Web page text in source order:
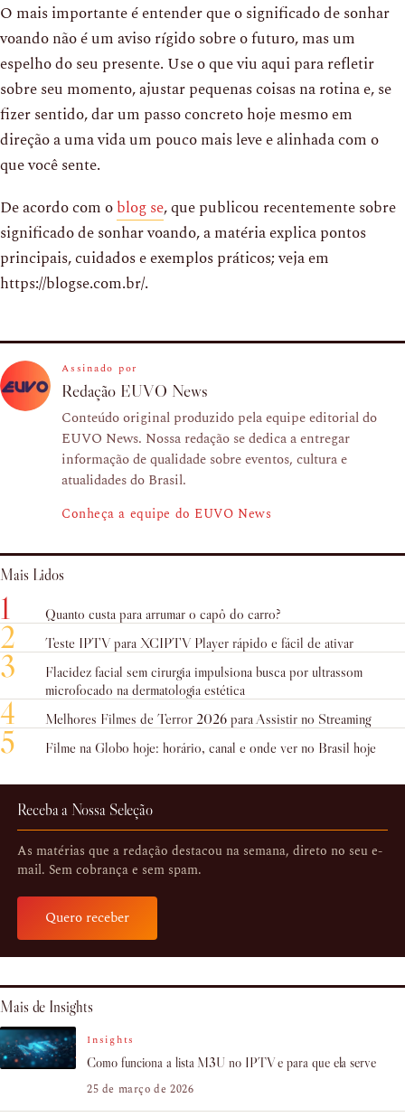
O mais importante é entender que o significado de sonhar
voando não é um aviso rígido sobre o futuro, mas um
espelho do seu presente. Use o que viu aqui para refletir
sobre seu momento, ajustar pequenas coisas na rotina e, se
fizer sentido, dar um passo concreto hoje mesmo em
direção a uma vida um pouco mais leve e alinhada com o
que você sente.
De acordo com oblog se, que publicou recentemente sobre
significado de sonhar voando, a matéria explica pontos
principais, cuidados e exemplos práticos; veja em
https://blogse.com.br/.
Assinado por
Redação EUVO News
Conteúdo original produzido pela equipe editorial do
EUVO News. Nossa redação se dedica a entregar
informação de qualidade sobre eventos, cultura e
atualidades do Brasil.
Conheça a equipe do EUVO News
Mais Lidos
1 Quanto custa para arrumar o capô do carro?
2 Teste IPTV para XCIPTV Player rápido e fácil de ativar
3
Flacidez facial sem cirurgia impulsiona busca por ultrassom
microfocado na dermatologia estética
4 Melhores Filmes de Terror 2026 para Assistir no Streaming
5 Filme na Globo hoje: horário, canal e onde ver no Brasil hoje
Receba a Nossa Seleção
As matérias que a redação destacou na semana, direto no seu e-
mail. Sem cobrança e sem spam.
Quero receber
Mais de Insights
Insights
Como funciona a lista M3U no IPTV e para que ela serve
25 de março de 2026